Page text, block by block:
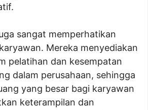
sangat memperhatikan
Mereka menyediakan
pelatihan dan kesempatan
dalam perusahaan, sehingga
yang besar bagi karyawan
keterampilan dan